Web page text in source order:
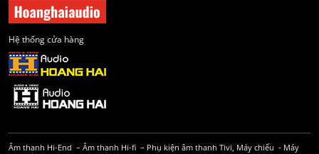
Hệ thống cửa hàng
Âm thanh Hi-End – Âm thanh Hi-fi – Phụ kiện âm thanh Tivi, Máy chiếu - Máy